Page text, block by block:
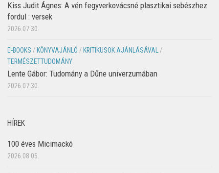
Kiss Judit Ágnes: A vén fegyverkovácsné plasztikai sebészhez
fordul : versek
2026.07.30.
E-BOOKS / KÖNYVAJÁNLÓ / KRITIKUSOK AJÁNLÁSÁVAL/
TERMÉSZETTUDOMÁNY
Lente Gábor: Tudomány a Dűne univerzumában
2026.07.30.
HÍREK
100 éves Micimackó
2026.08.05.